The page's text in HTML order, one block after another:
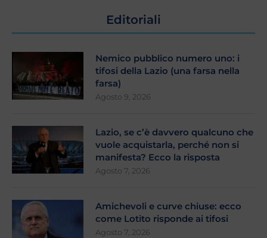
Editoriali
Nemico pubblico numero uno: i
tifosi della Lazio (una farsa nella
farsa)
Agosto 9, 2026
Lazio, se c’è davvero qualcuno che
vuole acquistarla, perché non si
manifesta? Ecco la risposta
Agosto 7, 2026
Amichevoli e curve chiuse: ecco
come Lotito risponde ai tifosi
Agosto 7, 2026